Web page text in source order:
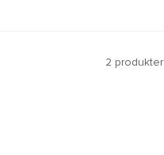
2 produkter